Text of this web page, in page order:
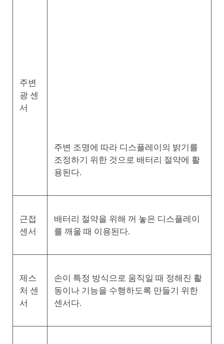
주변
광 센
서
주변 조명에 따라 디스플레이의 밝기를
조정하기 위한 것으로 배터리 절약에 활
용된다.
근접
센서
배터리 절약을 위해 꺼 놓은 디스플레이
를 깨울 때 이용된다.
제스
처 센
서
손이 특정 방식으로 움직일 때 정해진 활
동이나 기능을 수행하도록 만들기 위한
센서다.